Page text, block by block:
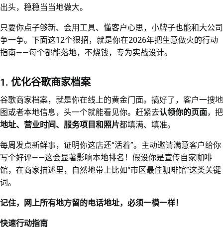
出头，稳稳当当地做大。
只要你点子够新、会用工具、懂客户心思，小牌子也能和大公司
争一争。下面这12个狠招，就是你在2026年把生意做火的行动
指南——每个都能落地，不烧钱，专为实战设计。
1. 优化谷歌商家档案
谷歌商家档案，就是你在线上的黄金门面。搞好了，客户一搜地
图或者本地信息，头一个就能看见你。赶紧去认领你的页面，把
地址、营业时间、服务项目和照片都填满、填准。
每周发点新鲜事，证明你这店还“活着”。主动邀请满意客户给你
写个好评——这会显著影响本地排名！假设你是宣传自家咖啡
馆，在商家描述里，自然地带上比如“市区最佳咖啡馆”这类关键
词。
记住，网上所有地方留的电话地址，必须一模一样！
快速行动指南